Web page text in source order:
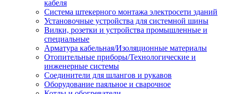
кабеля
Система штекерного монтажа электросети зданий
Установочные устройства для системной шины
Вилки, розетки и устройства промышленные и
специальные
Арматура кабельная/Изоляционные материалы
Отопительные приборы/Технологические и
инженерные системы
Соединители для шлангов и рукавов
Оборудование паяльное и сварочное